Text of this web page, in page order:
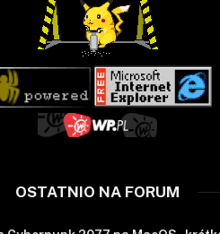
OSTATNIO NA FORUM